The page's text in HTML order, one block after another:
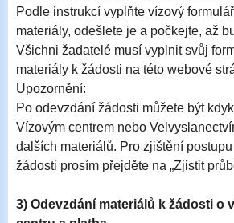
Podle instrukcí vyplňte vízový
materiály, odešlete je a počkejte, až
Všichni žadatelé musí vyplnit svůj
materiály k žádosti na této webové
Upozornění:
Po odevzdání žádosti můžete být
Vízovým centrem nebo
dalších materiálů. Pro zjištění
žádosti prosím přejděte na „Zjistit
3) Odevzdání materiálů k žádosti o